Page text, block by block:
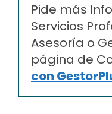
Pide más
Servicios
Asesoría o
página de
con